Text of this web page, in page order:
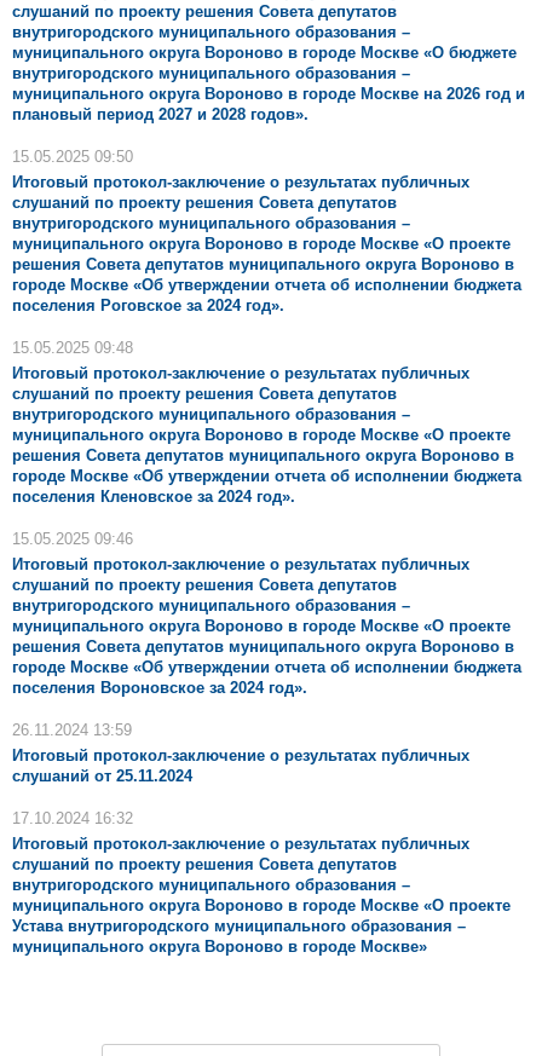
слушаний по проекту решения Совета депутатов
внутригородского муниципального образования –
муниципального округа Вороново в городе Москве «О бюджете
внутригородского муниципального образования –
муниципального округа Вороново в городе Москве на 2026 год и
плановый период 2027 и 2028 годов».
15.05.2025 09:50
Итоговый протокол-заключение о результатах публичных
слушаний по проекту решения Совета депутатов
внутригородского муниципального образования –
муниципального округа Вороново в городе Москве «О проекте
решения Совета депутатов муниципального округа Вороново в
городе Москве «Об утверждении отчета об исполнении бюджета
поселения Роговское за 2024 год».
15.05.2025 09:48
Итоговый протокол-заключение о результатах публичных
слушаний по проекту решения Совета депутатов
внутригородского муниципального образования –
муниципального округа Вороново в городе Москве «О проекте
решения Совета депутатов муниципального округа Вороново в
городе Москве «Об утверждении отчета об исполнении бюджета
поселения Кленовское за 2024 год».
15.05.2025 09:46
Итоговый протокол-заключение о результатах публичных
слушаний по проекту решения Совета депутатов
внутригородского муниципального образования –
муниципального округа Вороново в городе Москве «О проекте
решения Совета депутатов муниципального округа Вороново в
городе Москве «Об утверждении отчета об исполнении бюджета
поселения Вороновское за 2024 год».
26.11.2024 13:59
Итоговый протокол-заключение о результатах публичных
слушаний от 25.11.2024
17.10.2024 16:32
Итоговый протокол-заключение о результатах публичных
слушаний по проекту решения Совета депутатов
внутригородского муниципального образования –
муниципального округа Вороново в городе Москве «О проекте
Устава внутригородского муниципального образования –
муниципального округа Вороново в городе Москве»